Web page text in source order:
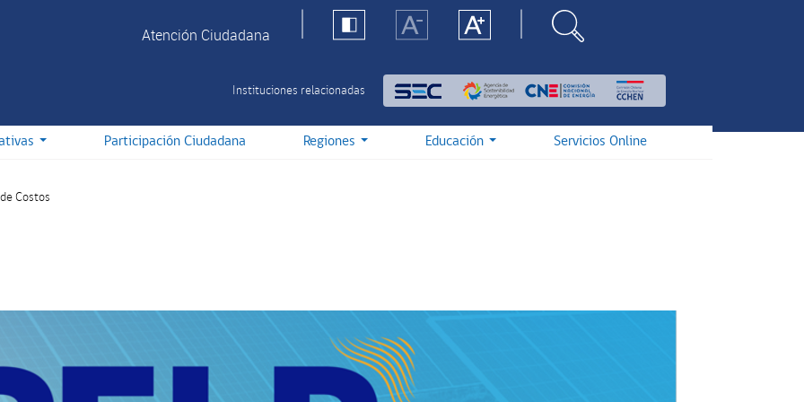
Atención Ciudadana
Instituciones relacionadas
Participación Ciudadana Regiones Educación Servicios Online
Costos